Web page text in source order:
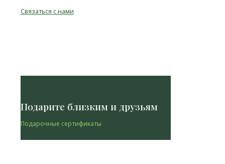
Связаться с нами
Подарите близким и друзьям
Подарочные сертификаты